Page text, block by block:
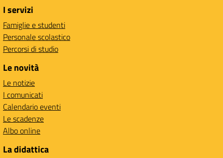
I servizi
Famiglie e studenti
Personale scolastico
Percorsi di studio
Le novità
Le notizie
I comunicati
Calendario eventi
Le scadenze
Albo online
La didattica